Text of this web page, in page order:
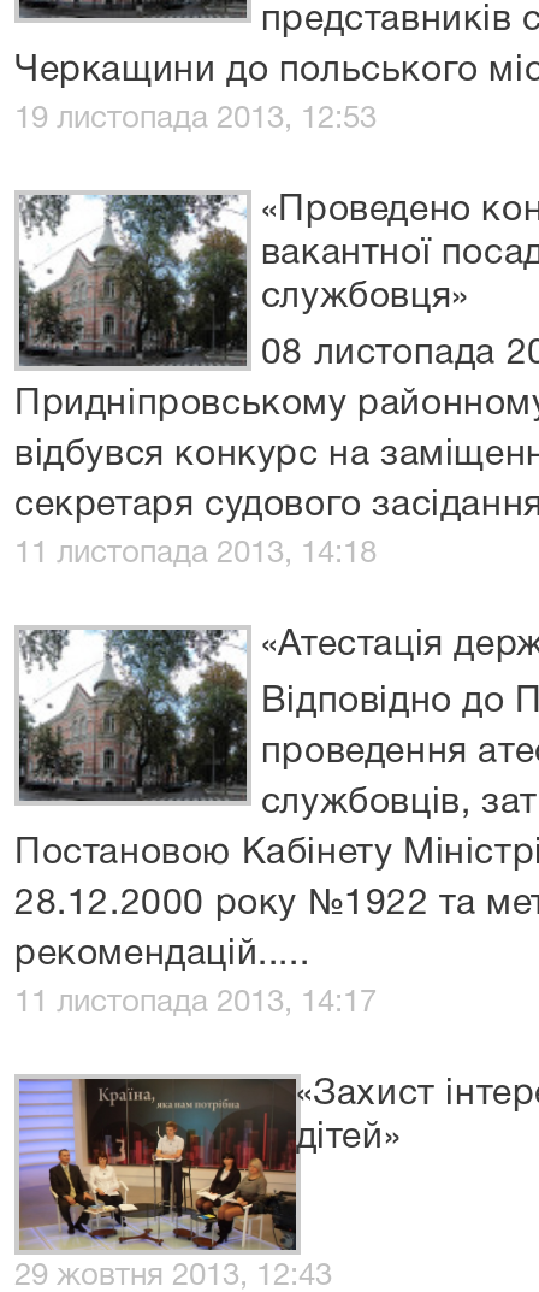
представників
Черкащини до польського
19 листопада 2013, 12:53
«Проведено
вакантної
службовця»
08 листопада
Придніпровському
відбувся конкурс на
секретаря судового
11 листопада 2013, 14:18
«Атестація
Відповідно до
проведення
службовців,
Постановою Кабінету
28.12.2000 року №1922 та
рекомендацій.....
11 листопада 2013, 14:17
«Захист
дітей»
29 жовтня 2013, 12:43